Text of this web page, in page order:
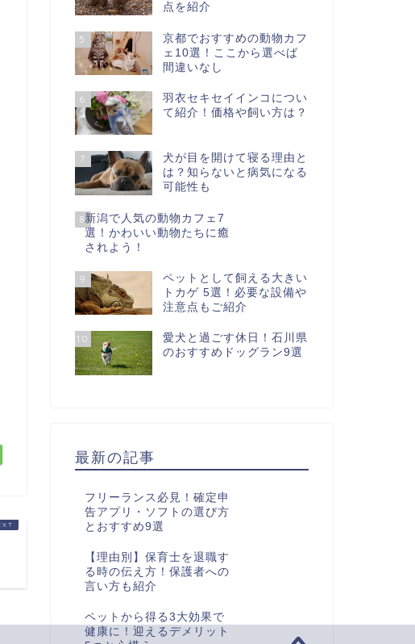
点を紹介
5
京都でおすすめの動物カフ
ェ10選！ここから選べば
間違いなし
6
羽衣セキセイインコについ
て紹介！価格や飼い方は？
7
犬が目を開けて寝る理由と
は？知らないと病気になる
可能性も
8新潟で人気の動物カフェ7
選！かわいい動物たちに癒
されよう！
9
ペットとして飼える大きい
トカゲ 5選！必要な設備や
注意点もご紹介
10
愛犬と過ごす休日！石川県
のおすすめドッグラン9選
最新の記事
フリーランス必見！確定申
告アプリ・ソフトの選び方
とおすすめ9選
【理由別】保育士を退職す
る時の伝え方！保護者への
言い方も紹介
ペットから得る3大効果で
健康に！迎えるデメリット